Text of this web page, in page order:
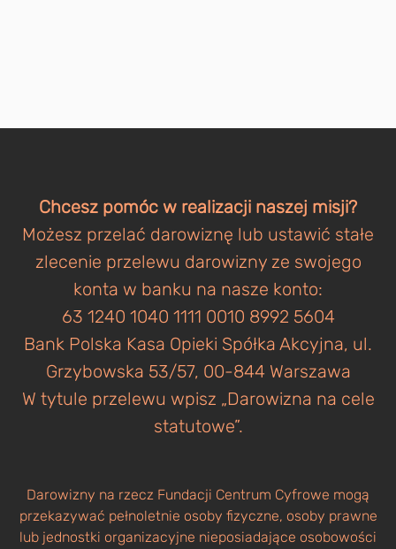
Chcesz pomóc w realizacji naszej misji?
Możesz przelać darowiznę lub ustawić stałe
zlecenie przelewu darowizny ze swojego
konta w banku na nasze konto:
63 1240 1040 1111 0010 8992 5604
Bank Polska Kasa Opieki Spółka Akcyjna, ul.
Grzybowska 53/57, 00-844 Warszawa
W tytule przelewu wpisz „Darowizna na cele
statutowe”.
Darowizny na rzecz Fundacji Centrum Cyfrowe mogą
przekazywać pełnoletnie osoby fizyczne, osoby prawne
lub jednostki organizacyjne nieposiadające osobowości